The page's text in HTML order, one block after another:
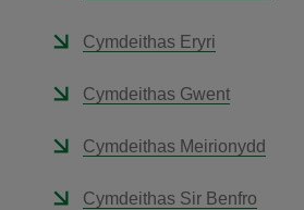
Cymdeithas Eryri
Cymdeithas Gwent
Cymdeithas Meirionydd
Cymdeithas Sir Benfro